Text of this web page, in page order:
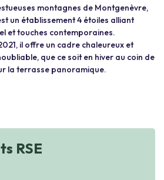
montagnes de Montgenèvre,
un établissement 4 étoiles alliant
et touches contemporaines.
il offre un cadre chaleureux et
que ce soit en hiver au coin de
la terrasse panoramique.
RSE